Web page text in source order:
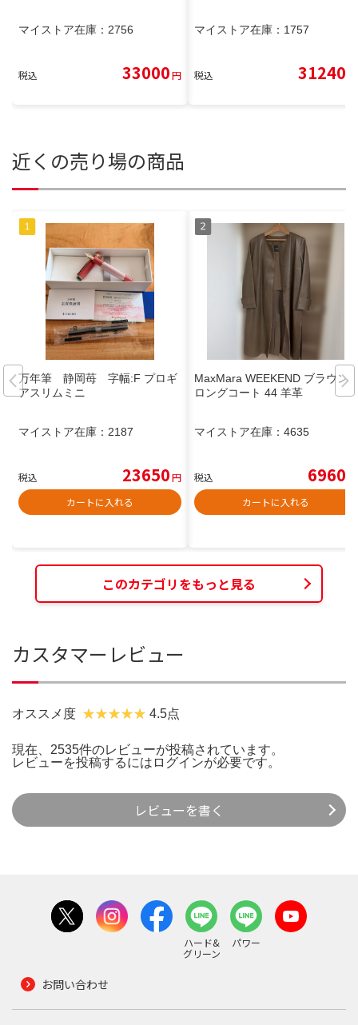
マイストア在庫： 2756
税込 33000円
マイストア在庫： 1757
税込 31240
近くの売り場の商品
万年筆 静岡苺 字幅:F プロギ
アスリムミニ
マイストア在庫： 2187
税込 23650円
カートに入れる
MaxMara WEEKEND ブラウン
ロングコート 44 羊革
マイストア在庫： 4635
税込 6960
カートに入れる
このカテゴリをもっと見る
カスタマーレビュー
オススメ度 4.5点
現在、2535件のレビューが投稿されています。
レビューを投稿するには ログインが必要です。
レビューを書く
ハード&
グリーン
パワー
お問い合わせ